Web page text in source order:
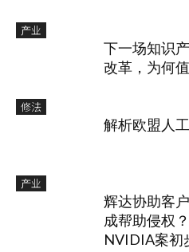
产业
下一场知识
改革，为何
修法
解析欧盟人
产业
辉达协助客
成帮助侵权
NVIDIA案初